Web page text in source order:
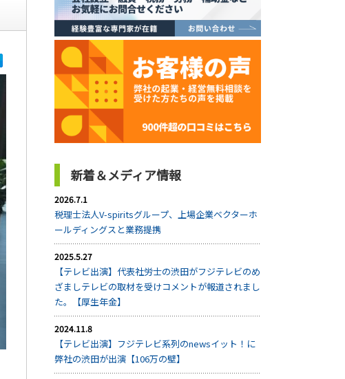
新着＆メディア情報
2026.7.1
税理士法人V-spiritsグループ、上場企業ベクターホ
ールディングスと業務提携
2025.5.27
【テレビ出演】代表社労士の渋田がフジテレビのめ
ざましテレビの取材を受けコメントが報道されまし
た。【厚生年金】
2024.11.8
【テレビ出演】フジテレビ系列のnewsイット！に
弊社の渋田が出演【106万の壁】